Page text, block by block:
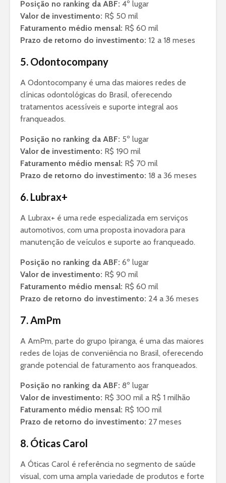
Posição no ranking da ABF: 4º lugar
Valor de investimento: R$ 50 mil
Faturamento médio mensal: R$ 60 mil
Prazo de retorno do investimento: 12 a 18 meses
5. Odontocompany
A Odontocompany é uma das maiores redes de
clínicas odontológicas do Brasil, oferecendo
tratamentos acessíveis e suporte integral aos
franqueados.
Posição no ranking da ABF: 5º lugar
Valor de investimento: R$ 190 mil
Faturamento médio mensal: R$ 70 mil
Prazo de retorno do investimento: 18 a 36 meses
6. Lubrax+
A Lubrax+ é uma rede especializada em serviços
automotivos, com uma proposta inovadora para
manutenção de veículos e suporte ao franqueado.
Posição no ranking da ABF: 6º lugar
Valor de investimento: R$ 90 mil
Faturamento médio mensal: R$ 60 mil
Prazo de retorno do investimento: 24 a 36 meses
7. AmPm
A AmPm, parte do grupo Ipiranga, é uma das maiores
redes de lojas de conveniência no Brasil, oferecendo
grande potencial de faturamento aos franqueados.
Posição no ranking da ABF: 8º lugar
Valor de investimento: R$ 300 mil a R$ 1 milhão
Faturamento médio mensal: R$ 100 mil
Prazo de retorno do investimento: 27 meses
8. Óticas Carol
A Óticas Carol é referência no segmento de saúde
visual, com uma ampla variedade de produtos e forte